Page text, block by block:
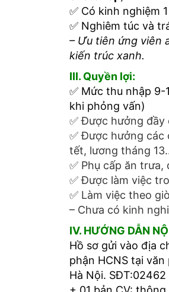
✅ Có kinh nghiệm
✅ Nghiêm túc và
– Ưu tiên ứng viên
kiến trúc xanh.
III. Quyền lợi:
✅ Mức thu nhập
khi phỏng vấn)
✅Được hưởng đầy
✅Được hưởng các
tết, lương tháng
✅ Phụ cấp ăn trưa,
✅Được làm việc
✅ Làm việc theo
– Chưa có kinh
IV. HƯỚNG DẪN
Hồ sơ gửi vào địa
phận HCNS tại văn
Hà Nội.